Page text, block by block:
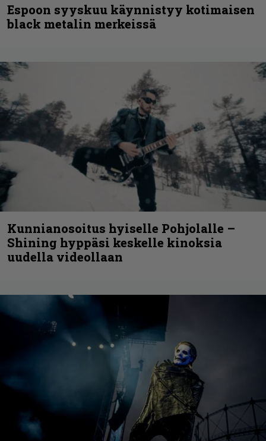
Espoon syyskuu käynnistyy kotimaisen
black metalin merkeissä
Kunnianosoitus hyiselle Pohjolalle –
Shining hyppäsi keskelle kinoksia
uudella videollaan